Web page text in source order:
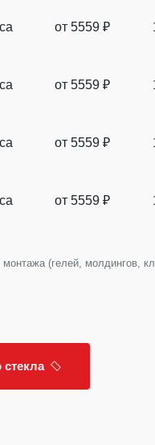
от 5559 ₽
от 5559 ₽
от 5559 ₽
от 5559 ₽
(гелей, молдингов,
стекла